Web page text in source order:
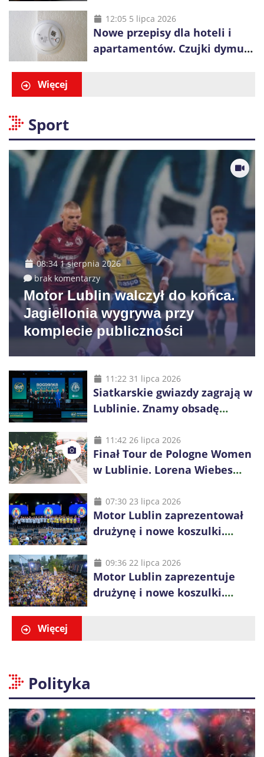
konkurencji
12:05 5 lipca 2026
Nowe przepisy dla hoteli i
apartamentów. Czujki dymu
Więcej
Sport
08:34 1 sierpnia 2026
brak komentarzy
Motor Lublin walczył do końca.
Jagiellonia wygrywa przy
komplecie publiczności
11:22 31 lipca 2026
Siatkarskie gwiazdy zagrają w
Lublinie. Znamy obsadę
11:42 26 lipca 2026
Finał Tour de Pologne Women
w Lublinie. Lorena Wiebes
07:30 23 lipca 2026
Motor Lublin zaprezentował
drużynę i nowe koszulki.
zespół w sezonie 2026/27
09:36 22 lipca 2026
Motor Lublin zaprezentuje
drużynę i nowe koszulki.
Więcej
Polityka